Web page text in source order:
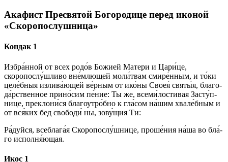
Акафист Пресвятой Богородице перед иконой
«Скоропослушница»
Кондак 1
Из­бра́н­ной от всех ро­до́в Бо­жией Ма­те­ри и Ца­ри́­це,
скоропослу́шливо вне́млющей моли́твам сми­ре́н­ным, и то́­ки
це­ле́б­ныя излива́ющей ве́р­ным от ико́­ны Своея́ свя­ты́я, бла­го­
да́р­ствен­ное при­но́­сим пе́­ние: Ты же, все­ми́­лос­ти­вая За­сту́п­
ни­це, преклони́ся бла­го­утро́б­но к гла́сом на́­шим хвале́бным и
от вся́­ких бед сво­боди́ ны, зову́щия Ти:
Ра́­дуй­ся, всеблага́я Скоропослу́шнице, про­ше́­ния на́­ша во бла́­
го исполня́ющая.
Икос 1